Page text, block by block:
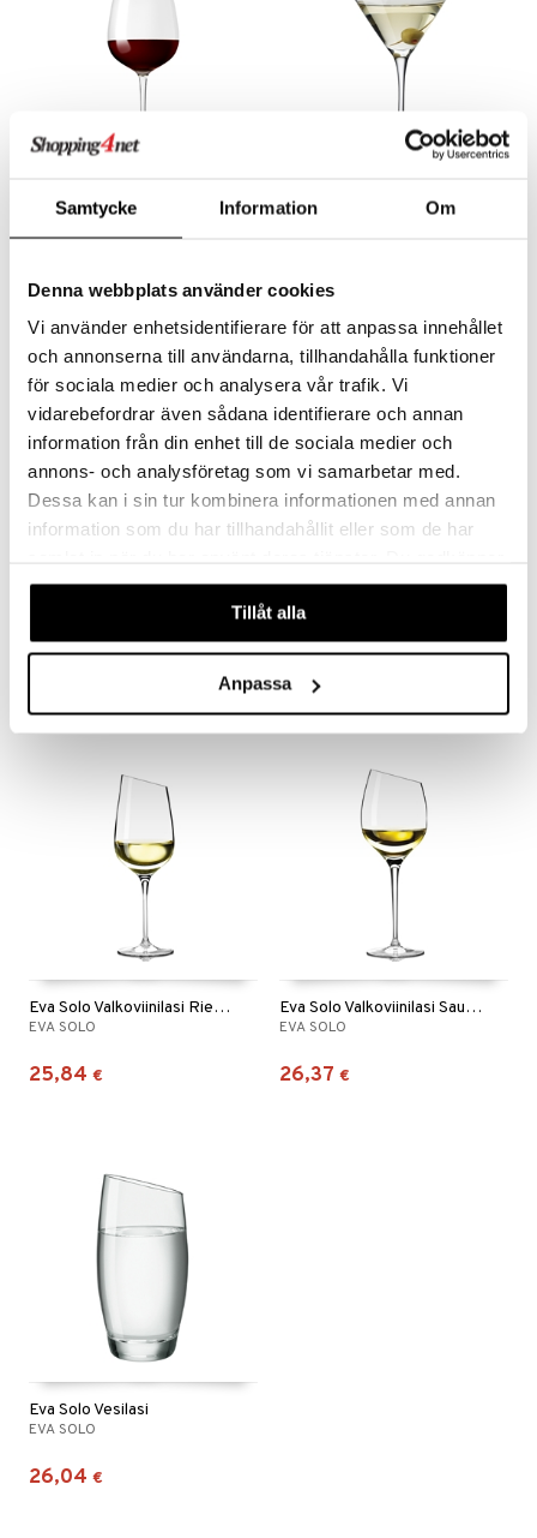
Samtycke Information Om
Denna webbplats använder cookies
Vi använder enhetsidentifierare för att anpassa innehållet
och annonserna till användarna, tillhandahålla funktioner
för sociala medier och analysera vår trafik. Vi
vidarebefordrar även sådana identifierare och annan
information från din enhet till de sociala medier och
annons- och analysföretag som vi samarbetar med.
Dessa kan i sin tur kombinera informationen med annan
information som du har tillhandahållit eller som de har
våra cookies vid fortsatt användande av vår webbplats.
Tillåt alla
Anpassa
Saatavana useana vaihtoehtona
Eva Solo Magnum viinilasi Eva Solo Martinilasi
Eva Solo Väkiviinalasi
EVA SOLO
25,76
Eva Solo Valkoviinilasi Riesling
EVA SOLO
25,84 €
Eva Solo Valkoviinilasi Sauvignon Blanc
EVA SOLO
26,37 €
Eva Solo Vesilasi
EVA SOLO
26,04 €